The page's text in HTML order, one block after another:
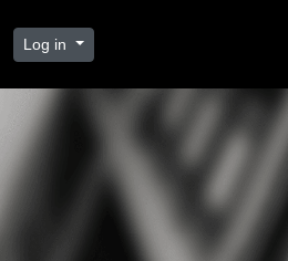
Log in